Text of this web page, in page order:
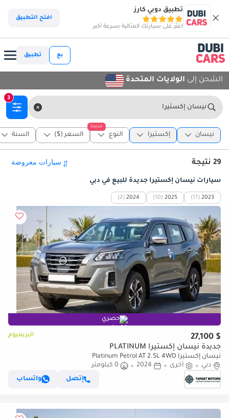
تطبيق دوبي كارز
اعثر على سيارتك المثالية بسرعة أكبر
افتح التطبيق
بع تطبيق
الشحن إلى الولايات المتحدة
نيسان إكستيرا
3
نيسان إكستيرا
جديدة
النوع السعر ($) السنة
29 نتيجة
سيارات نيسان إكستيرا جديدة للبيع في دبي
2023
(17)
2025
(10)
2024
(2)
حصري
$ 27,100 البريميوم
جديدة نيسان إكستيرا PLATINUM
نيسان إكستيرا Platinum Petrol AT 2.5L 4WD
دبي
أخرى 2024
0 كيلومتر
إتصل
واتساب